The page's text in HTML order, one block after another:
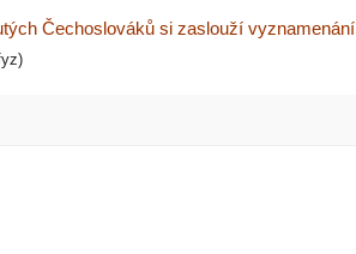
Čechoslováků si zaslouží vyznamenání